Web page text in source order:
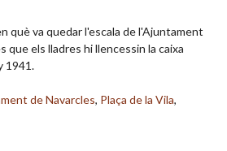
què va quedar l'escala de l'Ajuntament
que els lladres hi llencessin la caixa
1941.
de Navarcles, Plaça de la Vila,